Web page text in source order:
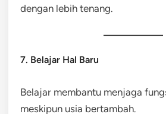
dengan lebih tenang.
7. Belajar Hal Baru
Belajar membantu menjaga
meskipun usia bertambah.